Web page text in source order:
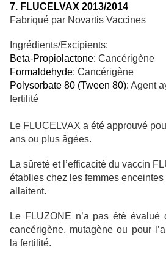
7. FLUCELVAX 2013/2014
Fabriqué par Novartis Vaccines
Ingrédients/Excipients:
Beta-Propiolactone: Cancérigène
Formaldehyde: Cancérigène
Polysorbate 80 (Tween 80): Agent
fertilité
Le FLUCELVAX a été approuvé
ans ou plus âgées.
La sûreté et l’efficacité du vaccin
établies chez les femmes enceintes
allaitent.
Le FLUZONE n’a pas été évalué
cancérigène, mutagène ou pour
la fertilité.